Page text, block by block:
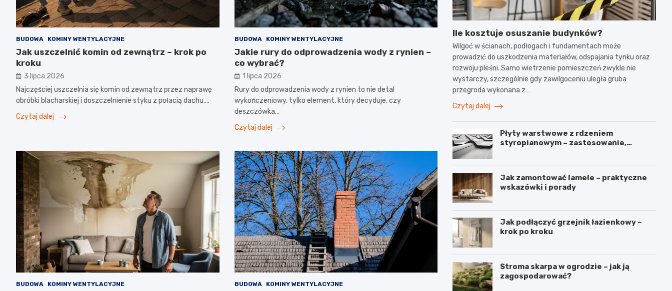
BUDOWA KOMINY WENTYLACYJNE
Jak uszczelnić komin od zewnątrz – krok po
kroku
3 lipca 2026
Najczęściej uszczelnia się komin od zewnątrz przez naprawę
obróbki blacharskiej i doszczelnienie styku z połacią dachu.…
Czytaj dalej
BUDOWA KOMINY WENTYLACYJNE
Jakie rury do odprowadzenia wody z rynien –
co wybrać?
1 lipca 2026
Rury do odprowadzenia wody z rynien to nie detal
wykończeniowy, tylko element, który decyduje, czy
deszczówka…
Czytaj dalej
BUDOWA KOMINY WENTYLACYJNE BUDOWA KOMINY WENTYLACYJNE
Ile kosztuje osuszanie budynków?
Wilgoć w ścianach, podłogach i fundamentach może
prowadzić do uszkodzenia materiałów, odspajania tynku oraz
rozwoju pleśni. Samo wietrzenie pomieszczeń zwykle nie
wystarczy, szczególnie gdy zawilgoceniu uległa gruba
przegroda wykonana z…
Czytaj dalej
Płyty warstwowe z rdzeniem
styropianowym – zastosowanie,
Jak zamontować lamele – praktyczne
wskazówki i porady
Jak podłączyć grzejnik łazienkowy –
krok po kroku
Stroma skarpa w ogrodzie – jak ją
zagospodarować?